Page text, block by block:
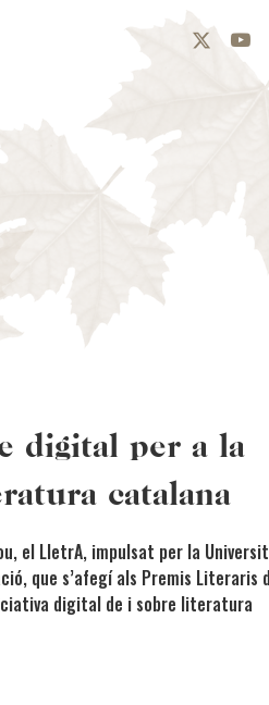
x-
digital per a la
catalana
el LletrA, impulsat per la
que s’afegí als Premis Literaris
digital de i sobre literatura